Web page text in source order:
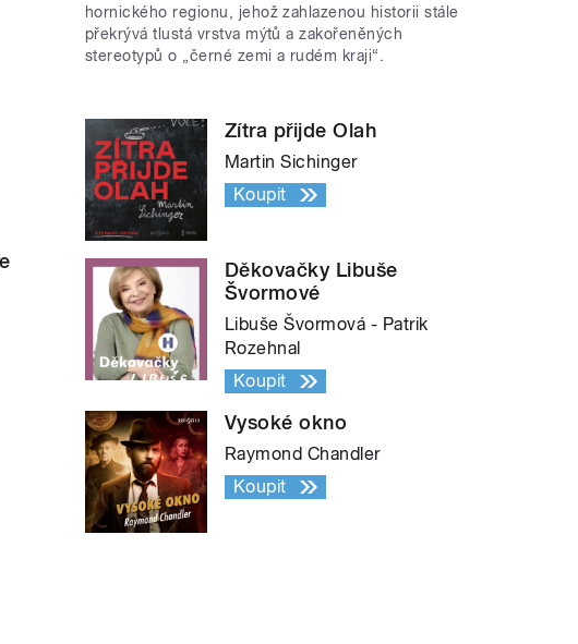
hornického regionu, jehož zahlazenou historii stále
překrývá tlustá vrstva mýtů a zakořeněných
stereotypů o „černé zemi a rudém kraji“.
Zítra přijde Olah
Martin Sichinger
Koupit
Děkovačky Libuše
Švormové
Libuše Švormová - Patrik
Rozehnal
Koupit
Vysoké okno
Raymond Chandler
Koupit